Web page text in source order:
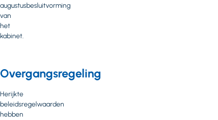
augustusbesluitvorming
van
het
kabinet.
Overgangsregeling
Herijkte
beleidsregelwaarden
hebben